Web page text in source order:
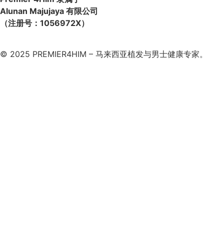
Alunan Majujaya 有限公司
（注册号：1056972X）
© 2025 PREMIER4HIM – 马来西亚植发与男士健康专家。